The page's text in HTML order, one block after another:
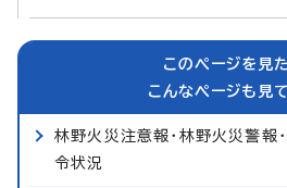
このページを見
こんなページも見
林野火災注意報・林野火災警報
令状況